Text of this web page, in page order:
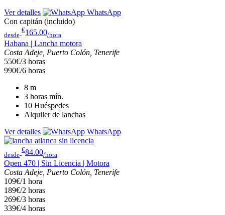
Ver detalles
WhatsApp
Con capitán (incluido)
desde
€165.00/hora
Habana | Lancha motora
Costa Adeje, Puerto Colón, Tenerife
550€/3 horas
990€/6 horas
8 m
3 horas mín.
10 Huéspedes
Alquiler de lanchas
Ver detalles
WhatsApp
desde
€84.00/hora
Open 470 | Sin Licencia | Motora
Costa Adeje, Puerto Colón, Tenerife
109€/1 hora
189€/2 horas
269€/3 horas
339€/4 horas